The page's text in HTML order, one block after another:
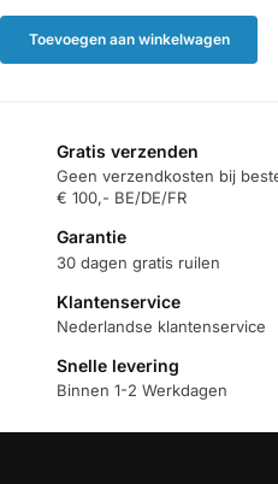
Toevoegen aan winkelwagen
Gratis verzenden
Geen verzendkosten bij
€ 100,- BE/DE/FR
Garantie
30 dagen gratis ruilen
Klantenservice
Nederlandse klantenservice
Snelle levering
Binnen 1-2 Werkdagen